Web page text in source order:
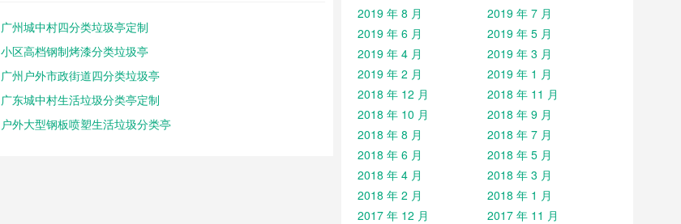
广州城中村四分类垃圾亭定制
小区高档钢制烤漆分类垃圾亭
广州户外市政街道四分类垃圾亭
广东城中村生活垃圾分类亭定制
户外大型钢板喷塑生活垃圾分类亭
2019 年 8 月
2019 年 7 月
2019 年 6 月
2019 年 5 月
2019 年 4 月
2019 年 3 月
2019 年 2 月
2019 年 1 月
2018 年 12 月
2018 年 11 月
2018 年 10 月
2018 年 9 月
2018 年 8 月
2018 年 7 月
2018 年 6 月
2018 年 5 月
2018 年 4 月
2018 年 3 月
2018 年 2 月
2018 年 1 月
2017 年 12 月
2017 年 11 月